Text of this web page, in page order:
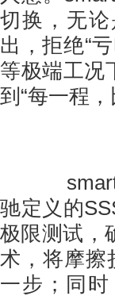
切换，无
出，拒绝“
等极端工况
到“每一程，
smart
驰定义的
极限测试，
术，将摩擦
一步；同